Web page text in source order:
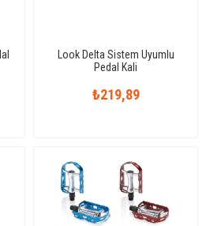
Look Delta Sistem Uyumlu
Pedal Kali
₺219,89